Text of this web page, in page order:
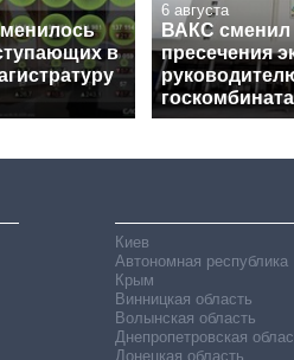
в
6 августа
ВАКС сменил
пресечения
Киев
Автономная республика
Крым
Винницкая область
Волынская область
Днепропетровская
Донецкая область